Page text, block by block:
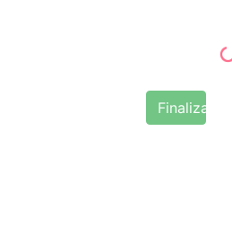
Finalizar